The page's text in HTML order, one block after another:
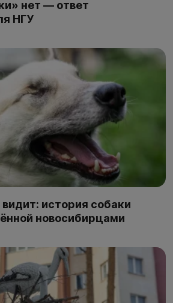
нет — ответ
НГУ
видит: история собаки
новосибирцами